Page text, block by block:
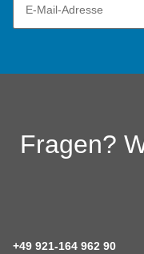
Fragen?
+49 921-164 962 90